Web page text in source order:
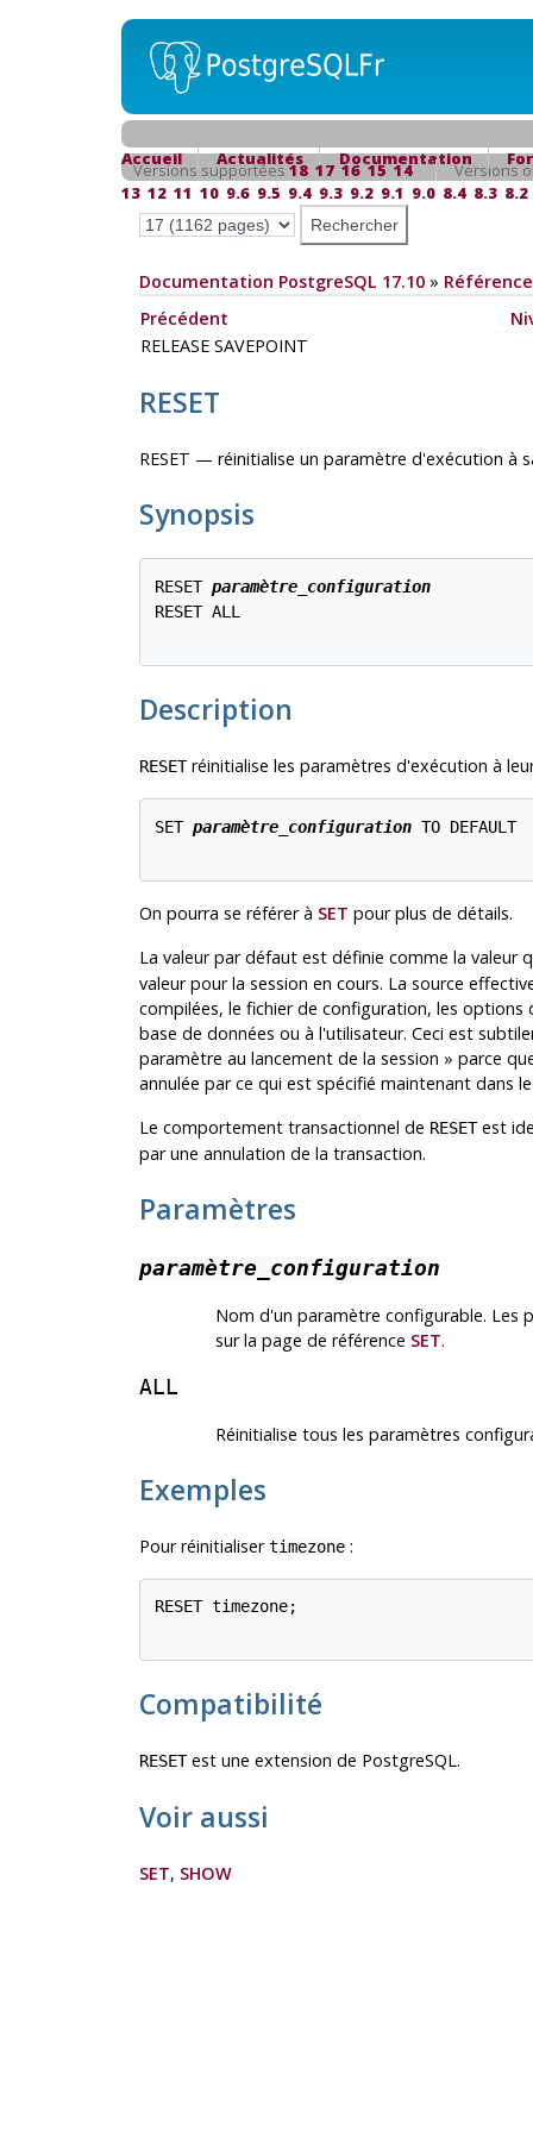
Accueil Actualités Documentation
Versions supportées18 17 16 15 14
Versions
13 12 11 10 9.6 9.5 9.4 9.3 9.2 9.1 9.0 8.4 8.3 8.2
Documentation PostgreSQL 17.10» Référence
Précédent
RELEASE SAVEPOINT
RESET
RESET — réinitialise un paramètre d'exécution à
Synopsis
RESET paramètre_configuration
RESET ALL
Description
RESETréinitialise les paramètres d'exécution à
SET paramètre_configuration TO DEFAULT
On pourra se référer à SET pour plus de détails.
La valeur par défaut est définie comme la valeur
valeur pour la session en cours. La source
compilées, le fichier de configuration, les
base de données ou à l'utilisateur. Ceci est
paramètre au lancement de la session » parce
annulée par ce qui est spécifié maintenant dans
Le comportement transactionnel de RESETest
par une annulation de la transaction.
Paramètres
paramètre_configuration
Nom d'un paramètre configurable.
sur la page de référence SET.
ALL
Réinitialise tous les paramètres
Exemples
Pour réinitialisertimezone:
RESET timezone;
Compatibilité
RESETest une extension de PostgreSQL.
Voir aussi
SET, SHOW